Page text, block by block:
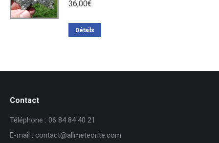
36,00€
Détails
Contact
Téléphone : 06 84 84 40 21
E-mail : contact@allmeteorite.com